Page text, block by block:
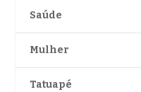
Saúde
Mulher
Tatuapé